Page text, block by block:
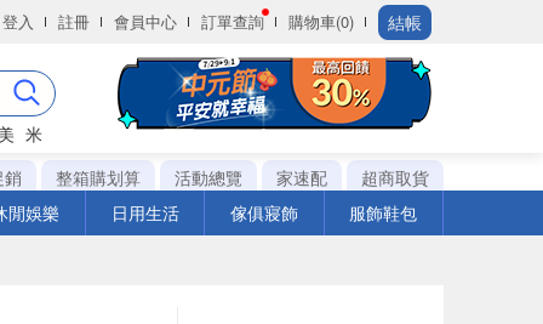
登入 註冊 會員中心 訂單查詢 購物車(0) 結帳
米
銷
整箱購划算 活動總覽 家速配
超商取貨
閒娛樂
日用生活 傢俱寢飾 服飾鞋包